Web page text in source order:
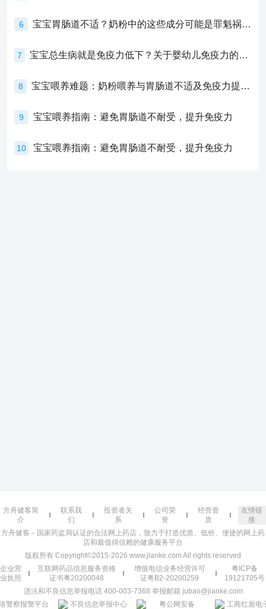
6 宝宝胃肠道不适？奶粉中的这些成分可能是罪魁祸首！
7 宝宝总生病就是免疫力低下？关于婴幼儿免疫力的真相，家长必须了解！
8 宝宝喂养难题：奶粉喂养与胃肠道不适及免疫力提升的奥秘
9 宝宝喂养指南：避免胃肠道不耐受，提升免疫力
10 宝宝喂养指南：避免胃肠道不耐受，提升免疫力
方舟健客简
介
联系我
们
投资者关
系
公司荣
誉
经营资
质
友情链
接
方舟健客－国家药监局认证的合法网上药店，致力于打造优质、低价、便捷的网上药
店和最值得信赖的健康服务平台
版权所有 Copyright©2015-2026 www.jianke.com All rights reserved
企业营
业执照
互联网药品信息服务资格
证书粤20200048
增值电信业务经营许可
证粤B2-20200259
粤ICP备
19121705号
违法和不良信息举报电话 400-003-7368 举报邮箱 jubao@jianke.com